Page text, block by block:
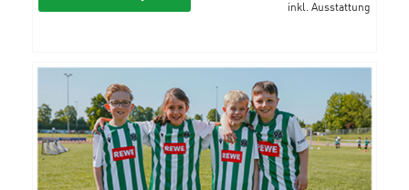
inkl. Ausstattung